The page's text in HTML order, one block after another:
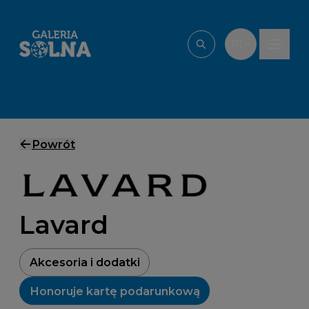
Wpisz, czego
Powrót
Lavard
Akcesoria i dodatki
Honoruje kartę podarunkową